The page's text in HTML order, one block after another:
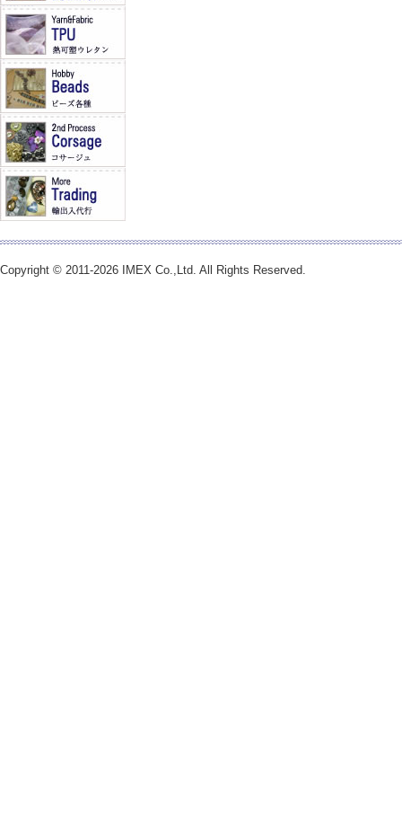
Copyright © 2011-2026 IMEX Co.,Ltd. All Rights Reserved.